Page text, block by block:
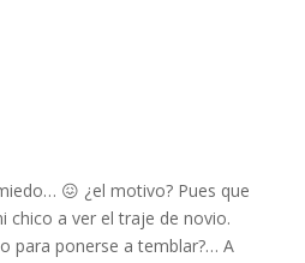
😖 ¿el motivo? Pues que
chico a ver el traje de novio.
para ponerse a temblar?… A